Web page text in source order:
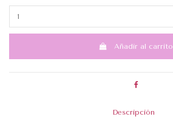
Añadir al carrito
Descripción